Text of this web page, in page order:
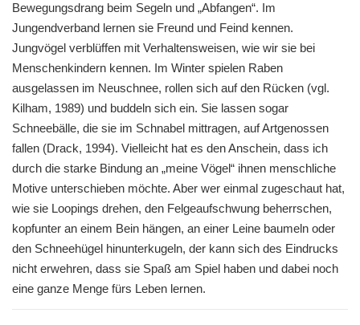
Bewegungsdrang beim Segeln und „Abfangen“. Im
Jungendverband lernen sie Freund und Feind kennen.
Jungvögel verblüffen mit Verhaltensweisen, wie wir sie bei
Menschenkindern kennen. Im Winter spielen Raben
ausgelassen im Neuschnee, rollen sich auf den Rücken (vgl.
Kilham, 1989) und buddeln sich ein. Sie lassen sogar
Schneebälle, die sie im Schnabel mittragen, auf Artgenossen
fallen (Drack, 1994). Vielleicht hat es den Anschein, dass ich
durch die starke Bindung an „meine Vögel“ ihnen menschliche
Motive unterschieben möchte. Aber wer einmal zugeschaut hat,
wie sie Loopings drehen, den Felgeaufschwung beherrschen,
kopfunter an einem Bein hängen, an einer Leine baumeln oder
den Schneehügel hinunterkugeln, der kann sich des Eindrucks
nicht erwehren, dass sie Spaß am Spiel haben und dabei noch
eine ganze Menge fürs Leben lernen.